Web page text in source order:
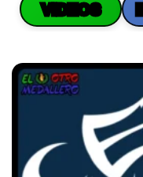
VIDEOS